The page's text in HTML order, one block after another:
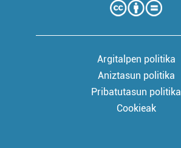
Argitalpen politika
Aniztasun politika
Pribatutasun politika
Cookieak